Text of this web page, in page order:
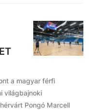
a magyar férfi
világbajnoki
Pongó Marcell